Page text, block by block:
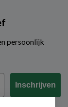
persoonlijk
Inschrijven